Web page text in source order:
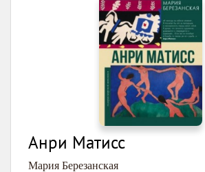
Анри Матисс
Мария Березанская